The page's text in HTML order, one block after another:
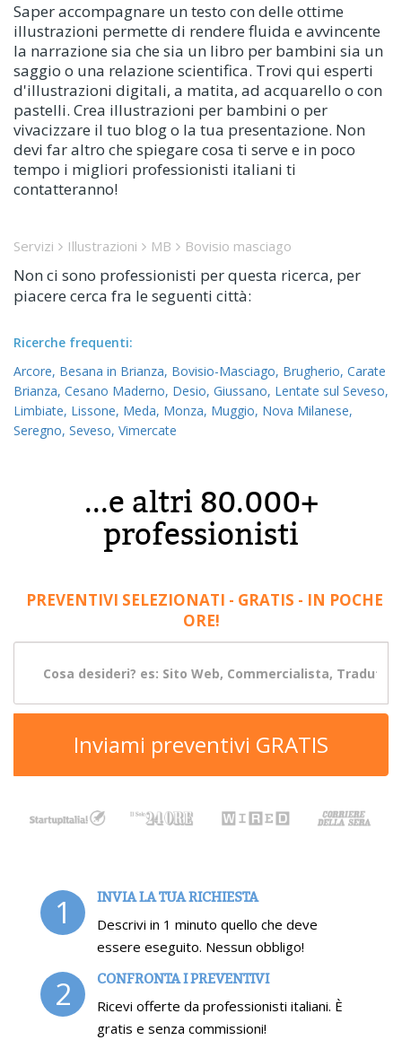
Saper accompagnare un testo con delle ottime
illustrazioni permette di rendere fluida e avvincente
la narrazione sia che sia un libro per bambini sia un
saggio o una relazione scientifica. Trovi qui esperti
d'illustrazioni digitali, a matita, ad acquarello o con
pastelli. Crea illustrazioni per bambini o per
vivacizzare il tuo blog o la tua presentazione. Non
devi far altro che spiegare cosa ti serve e in poco
tempo i migliori professionisti italiani ti
contatteranno!
Servizi Illustrazioni MB Bovisio masciago
Non ci sono professionisti per questa ricerca, per
piacere cerca fra le seguenti città:
Ricerche frequenti:
Arcore, Besana in Brianza, Bovisio-Masciago, Brugherio, Carate
Brianza, Cesano Maderno, Desio, Giussano, Lentate sul Seveso,
Limbiate, Lissone, Meda, Monza, Muggio, Nova Milanese,
Seregno, Seveso, Vimercate
...e altri 80.000+
professionisti
PREVENTIVI SELEZIONATI - GRATIS - IN POCHE
ORE!
Inviami preventivi GRATIS
1 INVIA LA TUA RICHIESTA
Descrivi in 1 minuto quello che deve
essere eseguito. Nessun obbligo!
2 CONFRONTA I PREVENTIVI
Ricevi offerte da professionisti italiani. È
gratis e senza commissioni!